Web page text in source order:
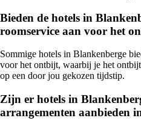
Bieden de hotels in
roomservice aan voor het
Sommige hotels in Blankenberge
voor het ontbijt, waarbij je het
op een door jou gekozen tijdstip.
Zijn er hotels in
arrangementen aanbieden